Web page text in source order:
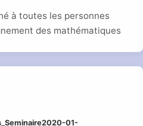
à toutes les personnes
des mathématiques
01-